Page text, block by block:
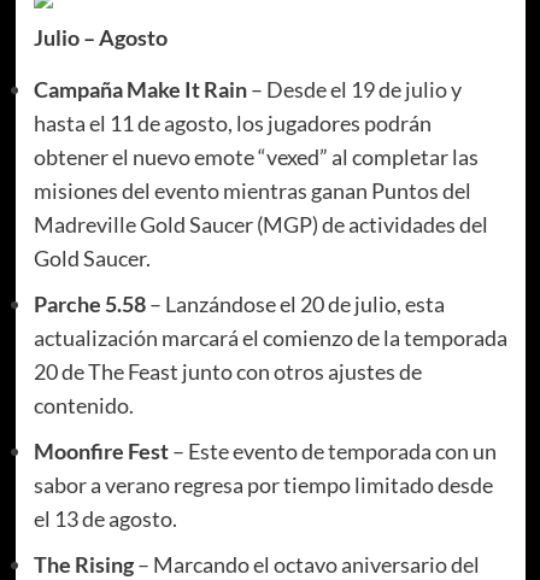
Julio – Agosto
Campaña Make It Rain– Desde el 19 de julio y
hasta el 11 de agosto, los jugadores podrán
obtener el nuevo emote “vexed” al completar las
misiones del evento mientras ganan Puntos del
Madreville Gold Saucer (MGP) de actividades del
Gold Saucer.
Parche 5.58– Lanzándose el 20 de julio, esta
actualización marcará el comienzo de la temporada
20 de The Feast junto con otros ajustes de
contenido.
Moonfire Fest– Este evento de temporada con un
sabor a verano regresa por tiempo limitado desde
el 13 de agosto.
The Rising– Marcando el octavo aniversario del